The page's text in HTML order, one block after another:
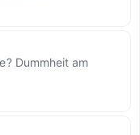
Dummheit am